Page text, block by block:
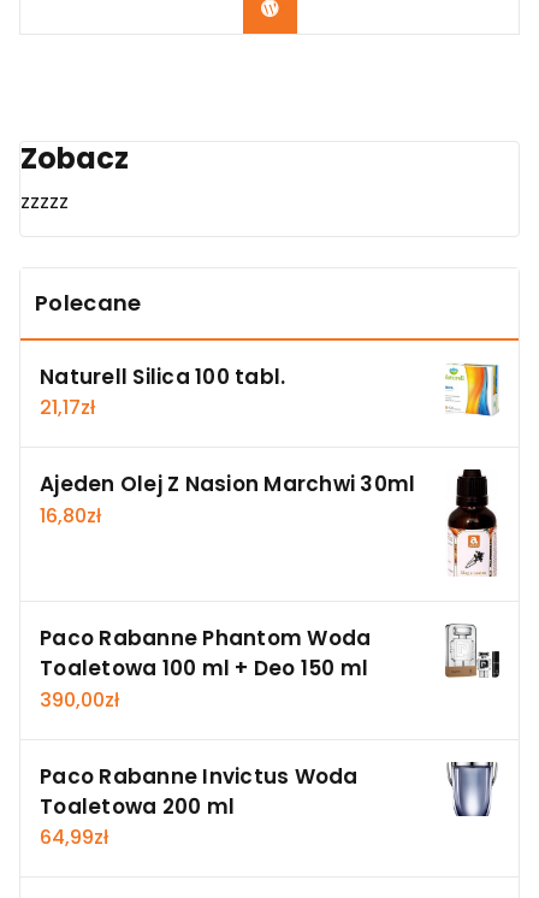
Zobacz
Zobacz
zzzzz
Polecane
Naturell Silica 100 tabl.
21,17zł
Ajeden Olej Z Nasion Marchwi 30ml
16,80zł
Paco Rabanne Phantom Woda
Toaletowa 100 ml + Deo 150 ml
390,00zł
Paco Rabanne Invictus Woda
Toaletowa 200 ml
64,99zł